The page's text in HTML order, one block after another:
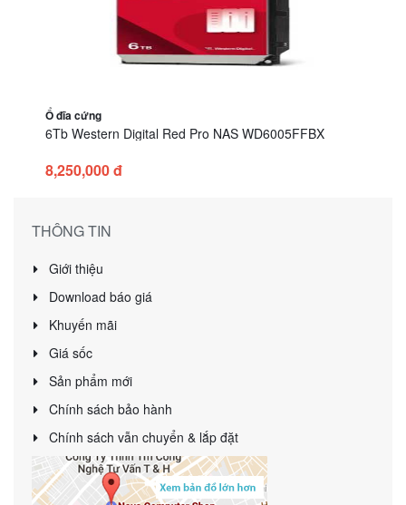
Ổ đĩa cứng
6Tb Western Digital Red Pro NAS WD6005FFBX
8,250,000 đ
THÔNG TIN
Giới thiệu
Download báo giá
Khuyến mãi
Giá sốc
Sản phẩm mới
Chính sách bảo hành
Chính sách vẫn chuyển & lắp đặt